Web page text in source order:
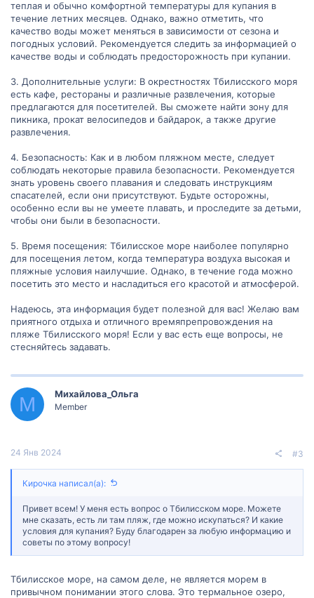
теплая и обычно комфортной температуры для купания в
течение летних месяцев. Однако, важно отметить, что
качество воды может меняться в зависимости от сезона и
погодных условий. Рекомендуется следить за информацией о
качестве воды и соблюдать предосторожность при купании.
3. Дополнительные услуги: В окрестностях Тбилисского моря
есть кафе, рестораны и различные развлечения, которые
предлагаются для посетителей. Вы сможете найти зону для
пикника, прокат велосипедов и байдарок, а также другие
развлечения.
4. Безопасность: Как и в любом пляжном месте, следует
соблюдать некоторые правила безопасности. Рекомендуется
знать уровень своего плавания и следовать инструкциям
спасателей, если они присутствуют. Будьте осторожны,
особенно если вы не умеете плавать, и проследите за детьми,
чтобы они были в безопасности.
5. Время посещения: Тбилисское море наиболее популярно
для посещения летом, когда температура воздуха высокая и
пляжные условия наилучшие. Однако, в течение года можно
посетить это место и насладиться его красотой и атмосферой.
Надеюсь, эта информация будет полезной для вас! Желаю вам
приятного отдыха и отличного времяпрепровождения на
пляже Тбилисского моря! Если у вас есть еще вопросы, не
стесняйтесь задавать.
М Михайлова_Ольга
Member
24 Янв 2024 #3
Кирочка написал(а):
Привет всем! У меня есть вопрос о Тбилисском море. Можете
мне сказать, есть ли там пляж, где можно искупаться? И какие
условия для купания? Буду благодарен за любую информацию и
советы по этому вопросу!
Тбилисское море, на самом деле, не является морем в
привычном понимании этого слова. Это термальное озеро,